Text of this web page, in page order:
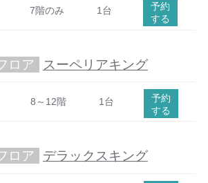
7階のみ 1台
予約
する
ロア スーペリアキング
8～12階 1台
予約
する
ロア デラックスキング